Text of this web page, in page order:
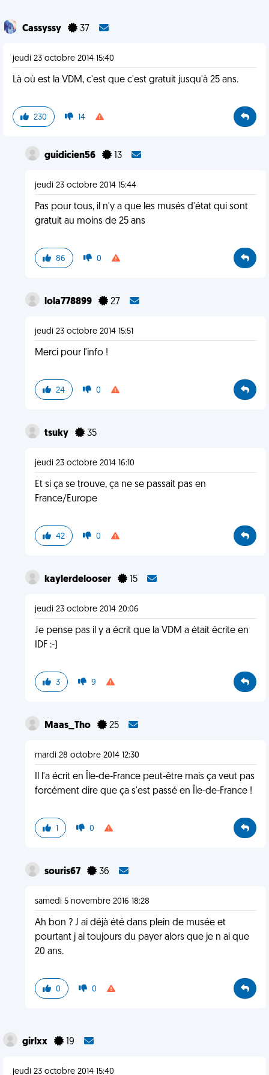
Cassyssy 37
jeudi 23 octobre 2014 15:40
Là où est la VDM, c'est que c'est gratuit jusqu'à 25 ans.
230 14
guidicien56 13
jeudi 23 octobre 2014 15:44
Pas pour tous, il n'y a que les musés d'état qui sont
gratuit au moins de 25 ans
86 0
lola778899 27
jeudi 23 octobre 2014 15:51
Merci pour l'info !
24 0
tsuky 35
jeudi 23 octobre 2014 16:10
Et si ça se trouve, ça ne se passait pas en
France/Europe
42 0
kaylerdelooser 15
jeudi 23 octobre 2014 20:06
Je pense pas il y a écrit que la VDM a était écrite en
IDF :-)
3 9
Maas_Tho 25
mardi 28 octobre 2014 12:30
Il l'a écrit en Île-de-France peut-être mais ça veut pas
forcément dire que ça s'est passé en Île-de-France !
1 0
souris67 36
samedi 5 novembre 2016 18:28
Ah bon ? J ai déjà été dans plein de musée et
pourtant j ai toujours du payer alors que je n ai que
20 ans.
0 0
girlxx 19
jeudi 23 octobre 2014 15:40